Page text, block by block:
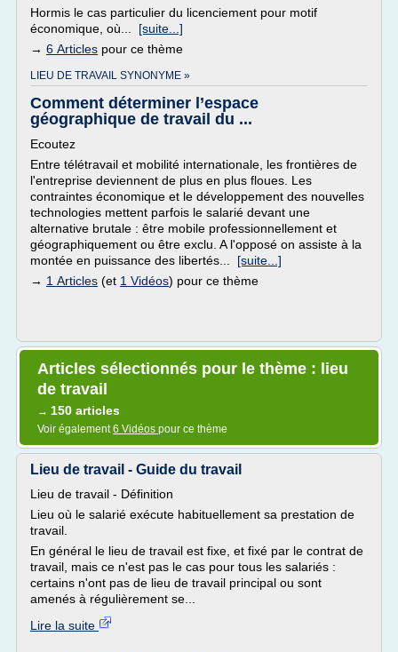
Hormis le cas particulier du licenciement pour motif
économique, où... [suite...]
→ 6 Articles pour ce thème
LIEU DE TRAVAIL SYNONYME »
Comment déterminer l’espace
géographique de travail du ...
Ecoutez
Entre télétravail et mobilité internationale, les frontières de
l'entreprise deviennent de plus en plus floues. Les
contraintes économique et le développement des nouvelles
technologies mettent parfois le salarié devant une
alternative brutale : être mobile professionnellement et
géographiquement ou être exclu. A l'opposé on assiste à la
montée en puissance des libertés... [suite...]
→ 1 Articles (et 1 Vidéos) pour ce thème
Articles sélectionnés pour le thème : lieu
de travail
→ 150 articles
Voir également6 Vidéos pour ce thème
Lieu de travail - Guide du travail
Lieu de travail - Définition
Lieu où le salarié exécute habituellement sa prestation de
travail.
En général le lieu de travail est fixe, et fixé par le contrat de
travail, mais ce n'est pas le cas pour tous les salariés :
certains n'ont pas de lieu de travail principal ou sont
amenés à régulièrement se...
Lire la suite